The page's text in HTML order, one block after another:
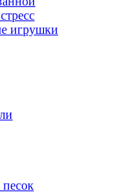
игрушки